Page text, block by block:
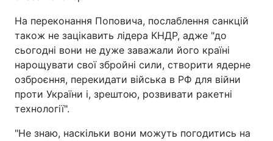
На переконання Поповича, послаблення санкцій
також не зацікавить лідера КНДР, адже "до
сьогодні вони не дуже заважали його країні
нарощувати свої збройні сили, створити ядерне
озброєння, перекидати війська в РФ для війни
проти України і, зрештою, розвивати ракетні
технології".
"Не знаю, наскільки вони можуть погодитись на